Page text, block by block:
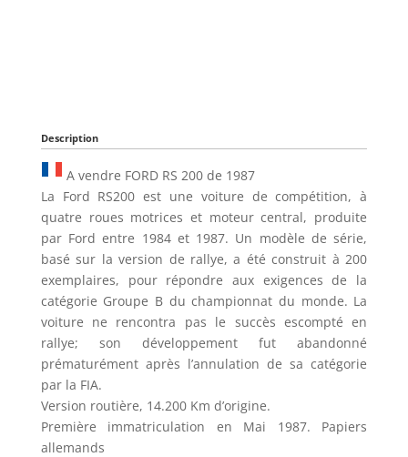
Description
A vendre FORD RS 200 de 1987
La Ford RS200 est une voiture de compétition, à
quatre roues motrices et moteur central, produite
par Ford entre 1984 et 1987. Un modèle de série,
basé sur la version de rallye, a été construit à 200
exemplaires, pour répondre aux exigences de la
catégorie Groupe B du championnat du monde. La
voiture ne rencontra pas le succès escompté en
rallye; son développement fut abandonné
prématurément après l’annulation de sa catégorie
par la FIA.
Version routière, 14.200 Km d’origine.
Première immatriculation en Mai 1987. Papiers
allemands